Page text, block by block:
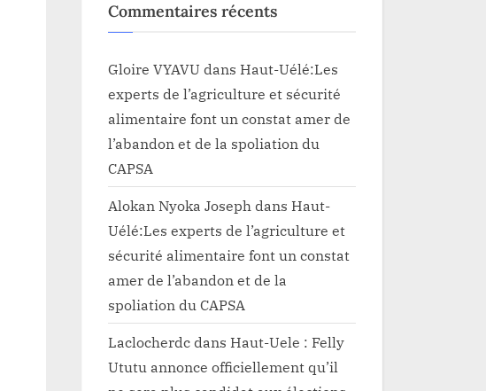
Commentaires récents
Gloire VYAVU dans Haut-Uélé:Les
experts de l’agriculture et sécurité
alimentaire font un constat amer de
l’abandon et de la spoliation du
CAPSA
Alokan Nyoka Joseph dans Haut-
Uélé:Les experts de l’agriculture et
sécurité alimentaire font un constat
amer de l’abandon et de la
spoliation du CAPSA
Laclocherdcdans Haut-Uele : Felly
Ututu annonce officiellement qu’il